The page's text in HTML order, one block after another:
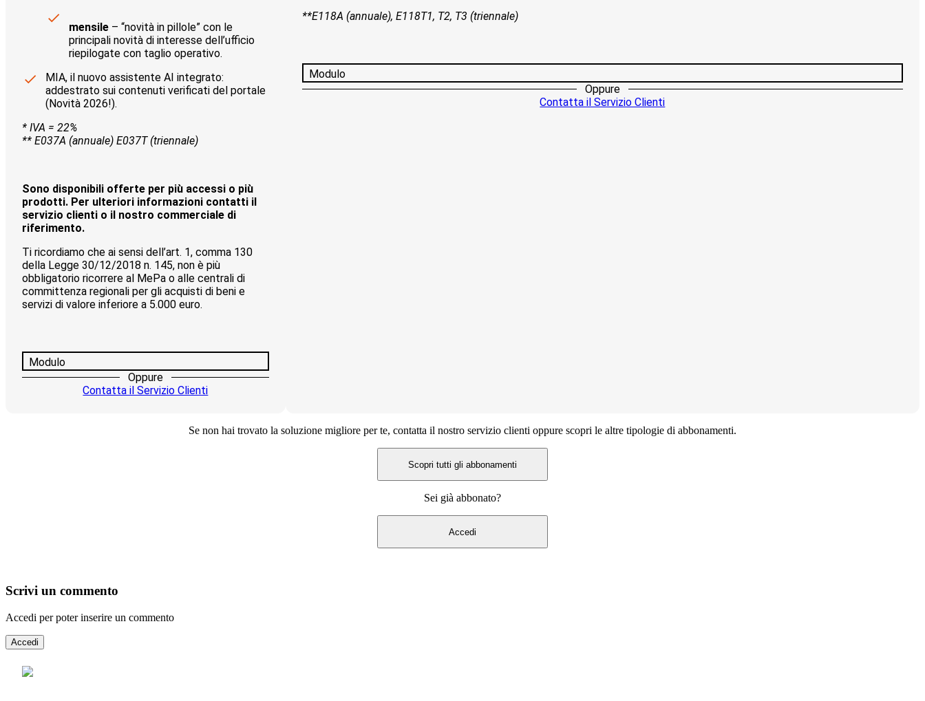
mensile – “novità in pillole” con le
principali novità di interesse dell’ufficio
riepilogate con taglio operativo.
MIA, il nuovo assistente AI integrato:
addestrato sui contenuti verificati del portale
(Novità 2026!).
* IVA = 22%
** E037A (annuale) E037T (triennale)
Sono disponibili offerte per più accessi o più
prodotti. Per ulteriori informazioni contatti il
servizio clienti o il nostro commerciale di
riferimento.
Ti ricordiamo che ai sensi dell’art. 1, comma 130
della Legge 30/12/2018 n. 145, non è più
obbligatorio ricorrere al MePa o alle centrali di
committenza regionali per gli acquisti di beni e
servizi di valore inferiore a 5.000 euro.
Modulo
Oppure
Contatta il Servizio Clienti
**E118A (annuale), E118T1, T2, T3 (triennale)
Modulo
Oppure
Contatta il Servizio Clienti
Se non hai trovato la soluzione migliore per te, contatta il nostro servizio clienti oppure scopri le altre tipologie di abbonamenti.
Scopri tutti gli abbonamenti
Sei già abbonato?
Accedi
Scrivi un commento
Accedi per poter inserire un commento
Accedi